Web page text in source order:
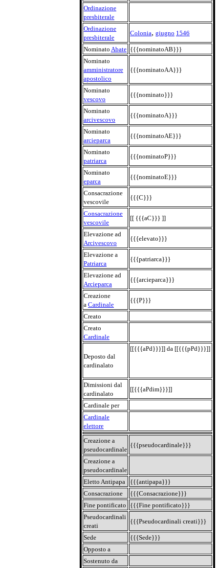
Ordinazione
presbiterale
Ordinazione
presbiterale
Colonia, giugno 1546
Nominato Abate {{{nominatoAB}}}
Nominato
amministratore
apostolico
{{{nominatoAA}}}
Nominato
vescovo
{{{nominato}}}
Nominato
arcivescovo
{{{nominatoA}}}
Nominato
arcieparca
{{{nominatoAE}}}
Nominato
patriarca
{{{nominatoP}}}
Nominato
eparca
{{{nominatoE}}}
Consacrazione
vescovile
{{{C}}}
Consacrazione
vescovile
[[ {{{aC}}} ]]
Elevazione ad
Arcivescovo
{{{elevato}}}
Elevazione a
Patriarca
{{{patriarca}}}
Elevazione ad
Arcieparca
{{{arcieparca}}}
Creazione
a Cardinale
{{{P}}}
Creato
Creato
Cardinale
Deposto dal
cardinalato
[[{{{aPd}}}]] da [[{{{pPd}}}]]
Dimissioni dal
cardinalato
[[{{{aPdim}}}]]
Cardinale per
Cardinale
elettore
Creazione a
pseudocardinale
{{{pseudocardinale}}}
Creazione a
pseudocardinale
Eletto Antipapa
{{{antipapa}}}
Consacrazione
{{{Consacrazione}}}
Fine pontificato
{{{Fine pontificato}}}
Pseudocardinali
creati
{{{Pseudocardinali creati}}}
Sede
{{{Sede}}}
Opposto a
Sostenuto da